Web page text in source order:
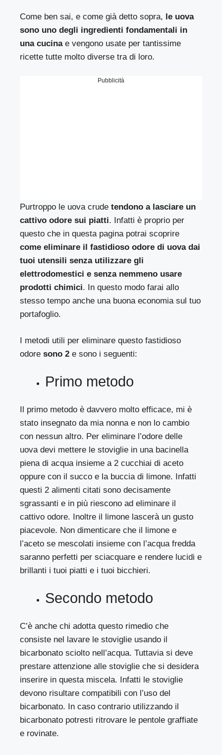
Come ben sai, e come già detto sopra, le uova
sono uno degli ingredienti fondamentali in
una cucinae vengono usate per tantissime
ricette tutte molto diverse tra di loro.
Pubblicità
Purtroppo le uova crude tendono a lasciare un
cattivo odore sui piatti. Infatti è proprio per
questo che in questa pagina potrai scoprire
come eliminare il fastidioso odore di uova dai
tuoi utensili senza utilizzare gli
elettrodomestici e senza nemmeno usare
prodotti chimici. In questo modo farai allo
stesso tempo anche una buona economia sul tuo
portafoglio.
I metodi utili per eliminare questo fastidioso
odoresono 2 e sono i seguenti:
Primo metodo
Il primo metodo è davvero molto efficace, mi è
stato insegnato da mia nonna e non lo cambio
con nessun altro. Per eliminare l’odore delle
uova devi mettere le stoviglie in una bacinella
piena di acqua insieme a 2 cucchiai di aceto
oppure con il succo e la buccia di limone. Infatti
questi 2 alimenti citati sono decisamente
sgrassanti e in più riescono ad eliminare il
cattivo odore. Inoltre il limone lascerà un gusto
piacevole. Non dimenticare che il limone e
l’aceto se mescolati insieme con l’acqua fredda
saranno perfetti per sciacquare e rendere lucidi e
brillanti i tuoi piatti e i tuoi bicchieri.
Secondo metodo
C’è anche chi adotta questo rimedio che
consiste nel lavare le stoviglie usando il
bicarbonato sciolto nell’acqua. Tuttavia si deve
prestare attenzione alle stoviglie che si desidera
inserire in questa miscela. Infatti le stoviglie
devono risultare compatibili con l’uso del
bicarbonato. In caso contrario utilizzando il
bicarbonato potresti ritrovare le pentole graffiate
e rovinate.